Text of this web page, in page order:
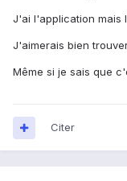
J'ai l'application mais
J'aimerais bien
Même si je sais que
Citer